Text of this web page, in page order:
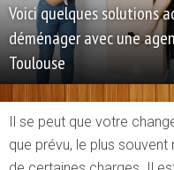
Voici quelques solutions
déménager avec une
Toulouse
Il se peut que votre
que prévu, le plus